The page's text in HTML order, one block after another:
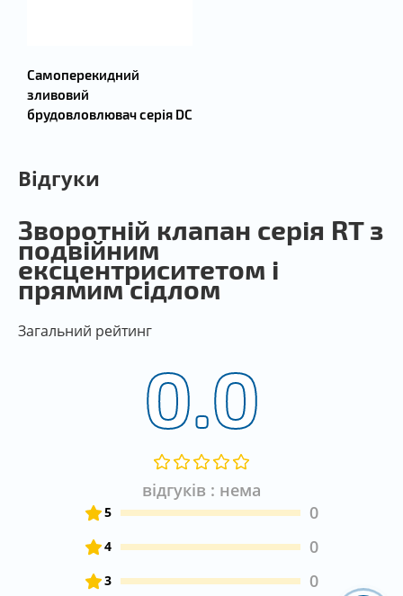
Самоперекидний
зливовий
брудовловлювач серія DC
Відгуки
Зворотній клапан серія RT з
подвійним
ексцентриситетом і
прямим сідлом
Загальний рейтинг
0.0
відгуків : нема
5 0
4 0
3 0